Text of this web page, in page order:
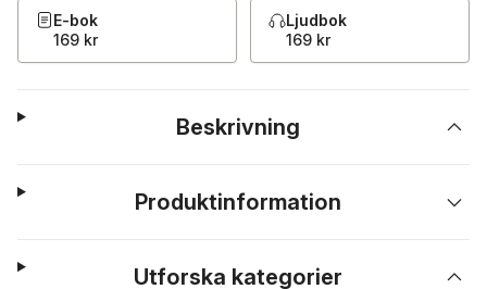
E-bok
169 kr
Ljudbok
169 kr
Beskrivning
Produktinformation
Utforska kategorier